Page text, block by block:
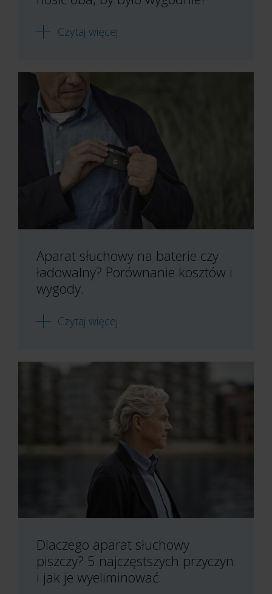
Czytaj więcej
Aparat słuchowy na baterie czy
ładowalny? Porównanie kosztów i
wygody.
Czytaj więcej
Dlaczego aparat słuchowy
piszczy? 5 najczęstszych przyczyn
i jak je wyeliminować.